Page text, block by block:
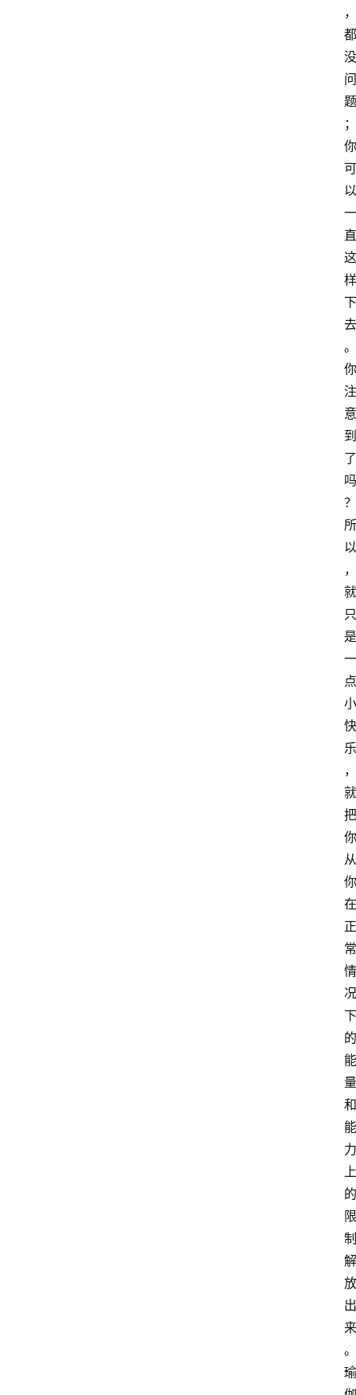
，
都
没
问
题
；
你
可
以
一
直
这
样
下
去
。
你
注
意
到
了
吗
？
所
以
，
就
只
是
一
点
小
快
乐
，
就
把
你
从
你
在
正
常
情
况
下
的
能
量
和
能
力
上
的
限
制
解
放
出
来
。
瑜